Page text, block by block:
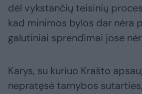
dėl vykstančių teisinių
kad minimos bylos dar nėra
galutiniai sprendimai jose
Karys, su kuriuo Krašto
nepratęsė tarnybos